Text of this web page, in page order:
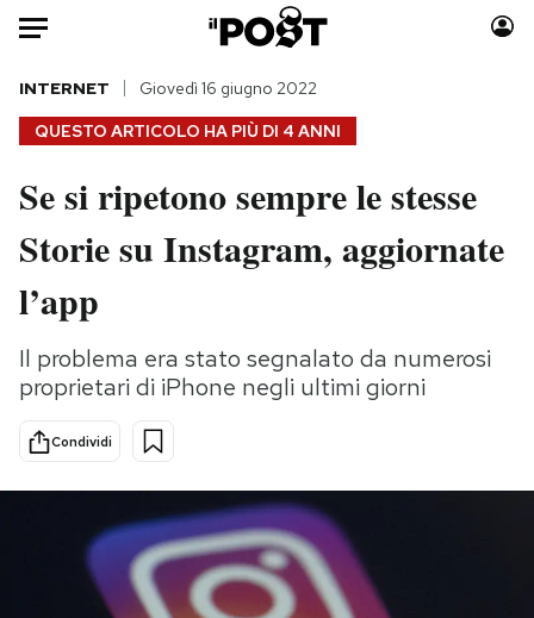
Auto
HOME
Italia
Politica
Tecnologia
Scienza
Economia
Moda
Consumismi
Media
PODCAST
QUESTO ARTICOLO HA PIÙ DI 4 ANNI
INTERNET Giovedì 16 giugno 2022
Se si ripetono sempre le stesse
Storie su Instagram, aggiornate
l’app
Il problema era stato segnalato da numerosi
proprietari di iPhone negli ultimi giorni
Condividi